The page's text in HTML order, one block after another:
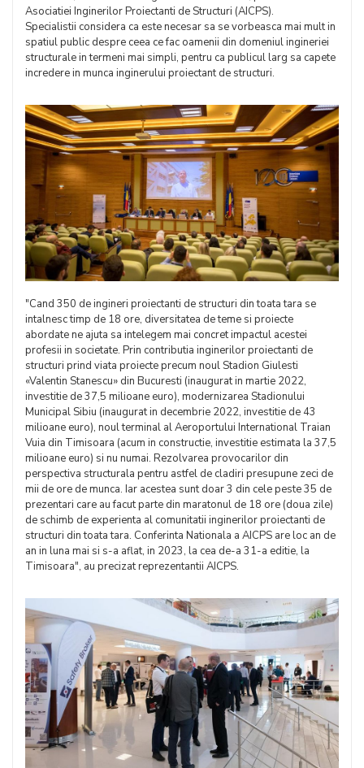
Asociatiei Inginerilor Proiectanti de Structuri (AICPS).
Specialistii considera ca este necesar sa se vorbeasca mai mult in
spatiul public despre ceea ce fac oamenii din domeniul ingineriei
structurale in termeni mai simpli, pentru ca publicul larg sa capete
incredere in munca inginerului proiectant de structuri.
"Cand 350 de ingineri proiectanti de structuri din toata tara se
intalnesc timp de 18 ore, diversitatea de teme si proiecte
abordate ne ajuta sa intelegem mai concret impactul acestei
profesii in societate. Prin contributia inginerilor proiectanti de
structuri prind viata proiecte precum noul Stadion Giulesti
«Valentin Stanescu» din Bucuresti (inaugurat in martie 2022,
investitie de 37,5 milioane euro), modernizarea Stadionului
Municipal Sibiu (inaugurat in decembrie 2022, investitie de 43
milioane euro), noul terminal al Aeroportului International Traian
Vuia din Timisoara (acum in constructie, investitie estimata la 37,5
milioane euro) si nu numai. Rezolvarea provocarilor din
perspectiva structurala pentru astfel de cladiri presupune zeci de
mii de ore de munca. Iar acestea sunt doar 3 din cele peste 35 de
prezentari care au facut parte din maratonul de 18 ore (doua zile)
de schimb de experienta al comunitatii inginerilor proiectanti de
structuri din toata tara. Conferinta Nationala a AICPS are loc an de
an in luna mai si s-a aflat, in 2023, la cea de-a 31-a editie, la
Timisoara", au precizat reprezentantii AICPS.